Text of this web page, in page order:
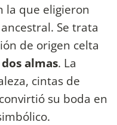
la que eligieron
Se trata
de origen celta
almas. La
cintas de
su boda en